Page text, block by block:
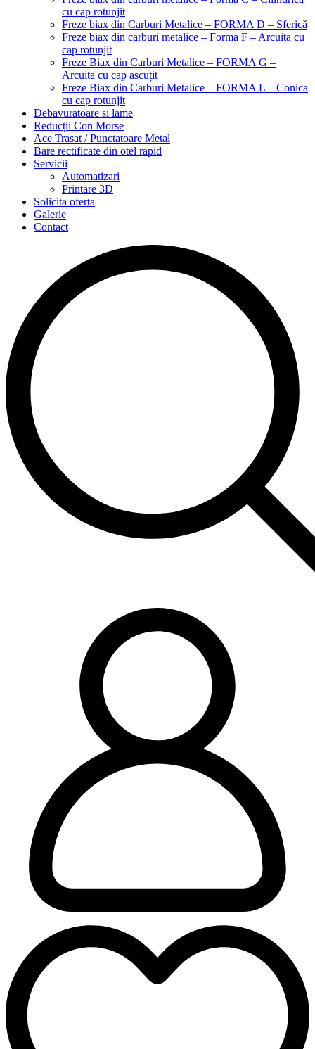
cu cap rotunjit
Freze biax din Carburi Metalice – FORMA D – Sferică
Freze biax din carburi metalice – Forma F – Arcuita cu
cap rotunjit
Freze Biax din Carburi Metalice – FORMA G –
Arcuita cu cap ascuțit
Freze Biax din Carburi Metalice – FORMA L – Conica
cu cap rotunjit
Debavuratoare si lame
Reducții Con Morse
Ace Trasat / Punctatoare Metal
Bare rectificate din otel rapid
Servicii
Automatizari
Printare 3D
Solicita oferta
Galerie
Contact